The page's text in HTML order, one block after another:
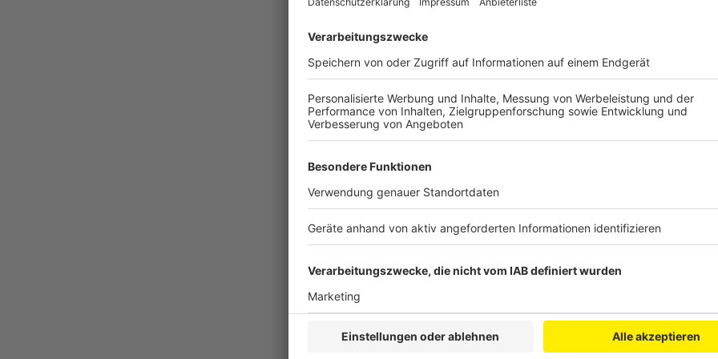
Laura Potting
Von Null auf Potting:
Anzeige
Es gibt diese Dinge im Leben, die können uns zur
Schneefall. Eiskratzen am frühen Morgen. Leute,
seltsame Wörter benutzen. Wo andere sich vor
ziehen oder ihren Kopf gegen die Wand hauen
Potting ein Karussell los. Irgendwo zwischen wirren
Alltagsbeobachtung. Ein bisschen ausgeflippt,